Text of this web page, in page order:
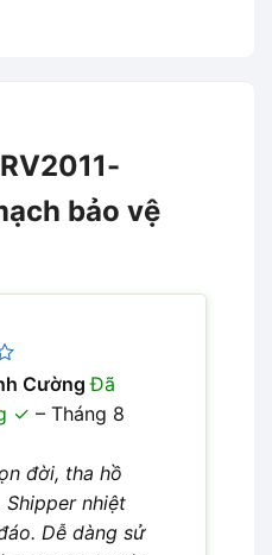
bảo vệ
CườngĐã
– Tháng 8
đời, tha hồ
Shipper nhiệt
Dễ dàng sử